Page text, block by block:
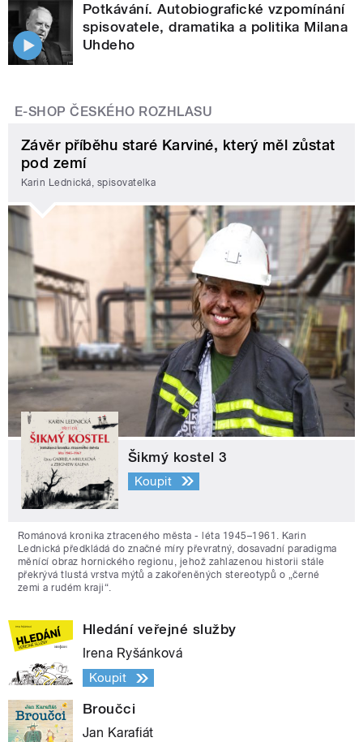
Potkávání. Autobiografické vzpomínání
spisovatele, dramatika a politika Milana
Uhdeho
E-SHOP ČESKÉHO ROZHLASU
Závěr příběhu staré Karviné, který měl zůstat
pod zemí
Karin Lednická, spisovatelka
Šikmý kostel 3
Koupit
Románová kronika ztraceného města - léta 1945–1961. Karin
Lednická předkládá do značné míry převratný, dosavadní paradigma
měnící obraz hornického regionu, jehož zahlazenou historii stále
překrývá tlustá vrstva mýtů a zakořeněných stereotypů o „černé
zemi a rudém kraji“.
Hledání veřejné služby
Irena Ryšánková
Koupit
Broučci
Jan Karafiát